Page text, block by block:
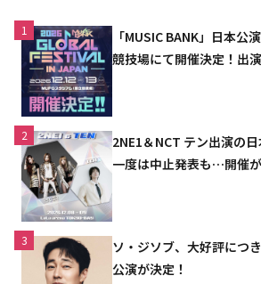
1
「MUSIC BANK」日本公
競技場にて開催決定！出
2
2NE1＆NCT テン出演の日
一度は中止発表も…開催が
3
ソ・ジソブ、大好評につ
公演が決定！